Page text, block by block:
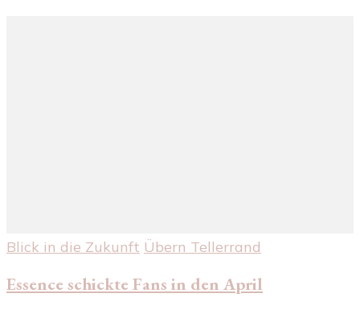
Blick in die Zukunft Übern Tellerrand
Essence schickte Fans in den April